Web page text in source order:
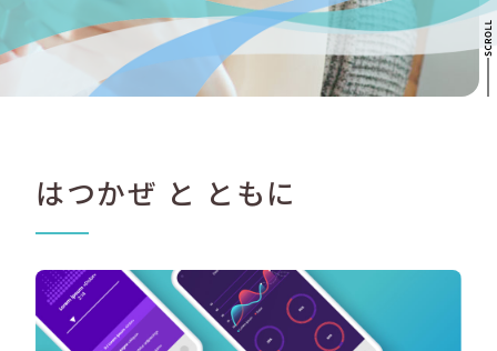
はつかぜ と ともに